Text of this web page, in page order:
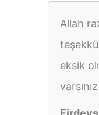
Allah
eksik
varsınız